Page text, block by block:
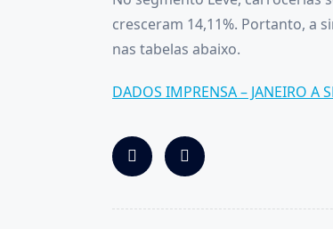
cresceram 14,11%. Portanto, a
nas tabelas abaixo.
DADOS IMPRENSA – JANEIRO A